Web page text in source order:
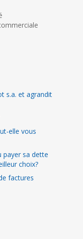
s.a. et agrandit
elle vous
payer sa dette
choix?
factures